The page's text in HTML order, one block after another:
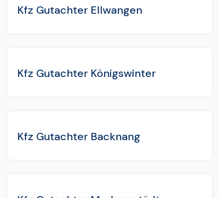
Kfz Gutachter Ellwangen
Kfz Gutachter Königswinter
Kfz Gutachter Backnang